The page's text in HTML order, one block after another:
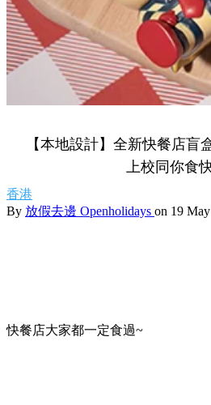
【本地設計】全新快餐店盲
上校同你食
香港
By 放假去邊 Openholidays on 19
快餐店大家都一定食過~